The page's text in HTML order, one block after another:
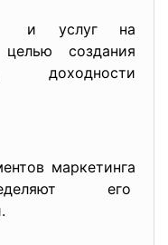
и услуг на
создания
доходности
маркетинга
его